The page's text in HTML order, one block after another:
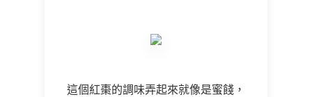
這個紅棗的調味弄起來就像是蜜餞，